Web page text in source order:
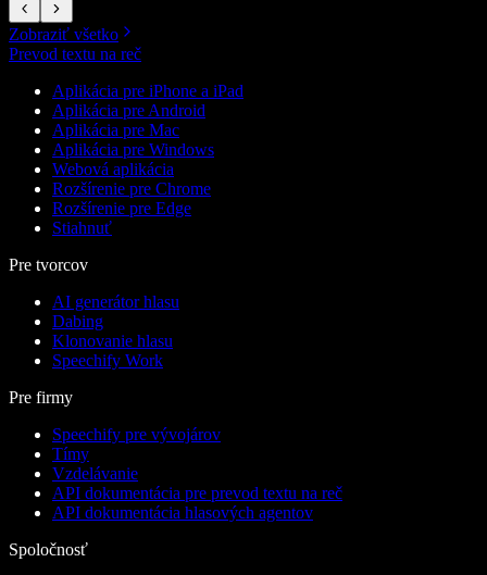
Zobraziť všetko
Prevod textu na reč
Aplikácia pre iPhone a iPad
Aplikácia pre Android
Aplikácia pre Mac
Aplikácia pre Windows
Webová aplikácia
Rozšírenie pre Chrome
Rozšírenie pre Edge
Stiahnuť
Pre tvorcov
AI generátor hlasu
Dabing
Klonovanie hlasu
Speechify Work
Pre firmy
Speechify pre vývojárov
Tímy
Vzdelávanie
API dokumentácia pre prevod textu na reč
API dokumentácia hlasových agentov
Spoločnosť